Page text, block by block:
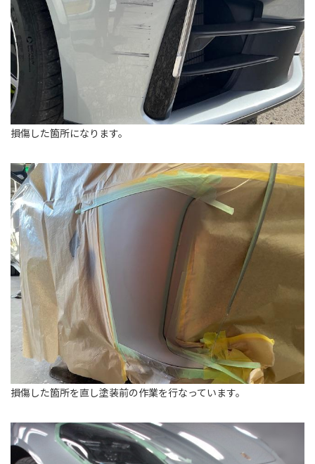
損傷した箇所になります。
損傷した箇所を直し塗装前の作業を行なっています。